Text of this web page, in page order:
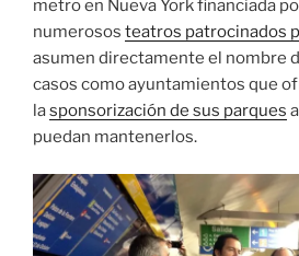
metro en Nueva York financiada
numerosos teatros patrocinados
asumen directamente el nombre
casos como ayuntamientos que
lasponsorización de sus parques
puedan mantenerlos.